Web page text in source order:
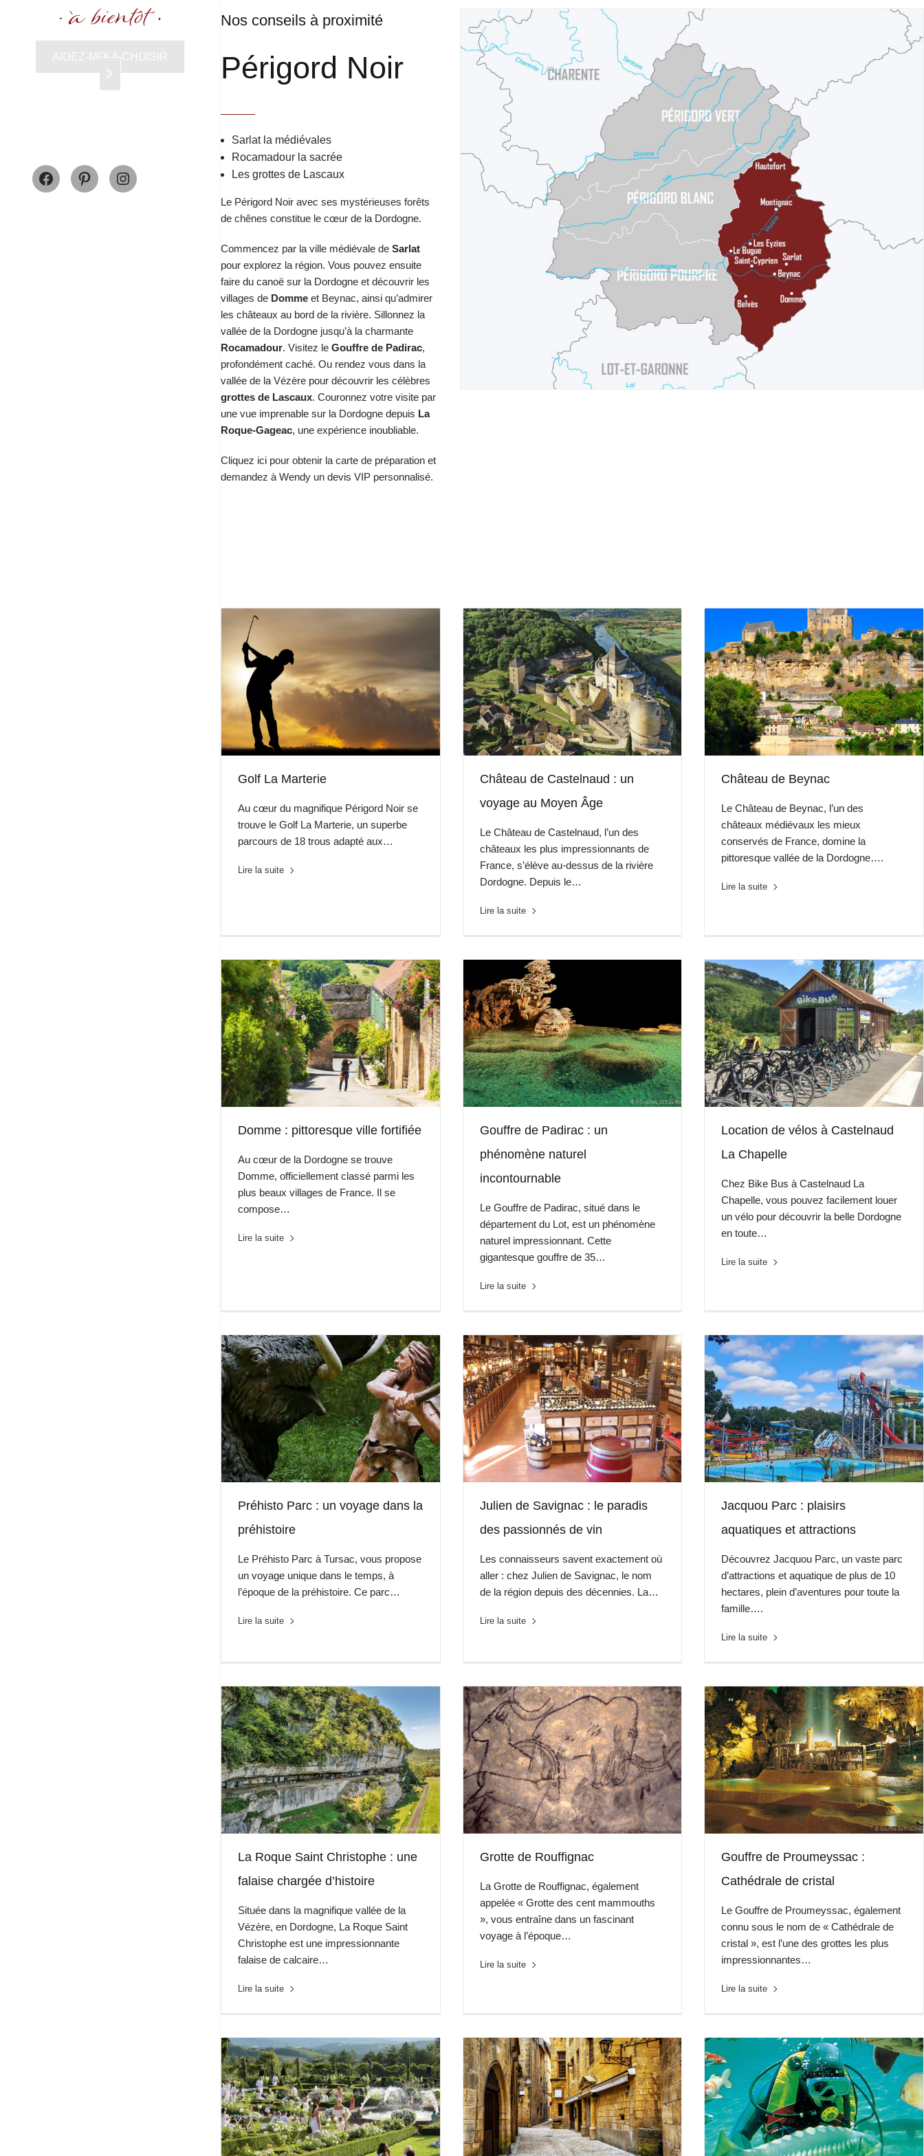
AIDEZ-MOI À CHOISIR
Facebook
PinterestInstagram
Nos conseils à proximité
Périgord Noir
Sarlat la médiévales
Rocamadour la sacrée
Les grottes de Lascaux
Le Périgord Noir avec ses mystérieuses forêts
de chênes constitue le cœur de la Dordogne.
Commencez par la ville médiévale de Sarlat
pour explorez la région. Vous pouvez ensuite
faire du canoë sur la Dordogne et découvrir les
villages de Domme et Beynac, ainsi qu’admirer
les châteaux au bord de la rivière. Sillonnez la
vallée de la Dordogne jusqu’à la charmante
Rocamadour. Visitez le Gouffre de Padirac,
profondément caché. Ou rendez vous dans la
vallée de la Vézère pour découvrir les célèbres
grottes de Lascaux. Couronnez votre visite par
une vue imprenable sur la Dordogne depuis La
Roque-Gageac, une expérience inoubliable.
Cliquez ici pour obtenir la carte de préparation et
demandez à Wendy un devis VIP personnalisé.
Golf La Marterie
Au cœur du magnifique Périgord Noir se
trouve le Golf La Marterie, un superbe
parcours de 18 trous adapté aux…
Lire la suite
Château de Castelnaud : un
voyage au Moyen Âge
Le Château de Castelnaud, l’un des
châteaux les plus impressionnants de
France, s’élève au-dessus de la rivière
Dordogne. Depuis le…
Lire la suite
Château de Beynac
Le Château de Beynac, l’un des
châteaux médiévaux les mieux
conservés de France, domine la
pittoresque vallée de la Dordogne….
Lire la suite
Domme : pittoresque ville fortifiée
Au cœur de la Dordogne se trouve
Domme, officiellement classé parmi les
plus beaux villages de France. Il se
compose…
Lire la suite
Gouffre de Padirac : un
phénomène naturel
incontournable
Le Gouffre de Padirac, situé dans le
département du Lot, est un phénomène
naturel impressionnant. Cette
gigantesque gouffre de 35…
Lire la suite
Location de vélos à Castelnaud
La Chapelle
Chez Bike Bus à Castelnaud La
Chapelle, vous pouvez facilement louer
un vélo pour découvrir la belle Dordogne
en toute…
Lire la suite
Préhisto Parc : un voyage dans la
préhistoire
Le Préhisto Parc à Tursac, vous propose
un voyage unique dans le temps, à
l’époque de la préhistoire. Ce parc…
Lire la suite
Julien de Savignac : le paradis
des passionnés de vin
Les connaisseurs savent exactement où
aller : chez Julien de Savignac, le nom
de la région depuis des décennies. La…
Lire la suite
Jacquou Parc : plaisirs
aquatiques et attractions
Découvrez Jacquou Parc, un vaste parc
d’attractions et aquatique de plus de 10
hectares, plein d’aventures pour toute la
famille….
Lire la suite
La Roque Saint Christophe : une
falaise chargée d’histoire
Située dans la magnifique vallée de la
Vézère, en Dordogne, La Roque Saint
Christophe est une impressionnante
falaise de calcaire…
Lire la suite
Grotte de Rouffignac
La Grotte de Rouffignac, également
appelée « Grotte des cent mammouths
», vous entraîne dans un fascinant
voyage à l’époque…
Lire la suite
Gouffre de Proumeyssac :
Cathédrale de cristal
Le Gouffre de Proumeyssac, également
connu sous le nom de « Cathédrale de
cristal », est l’une des grottes les plus
impressionnantes…
Lire la suite